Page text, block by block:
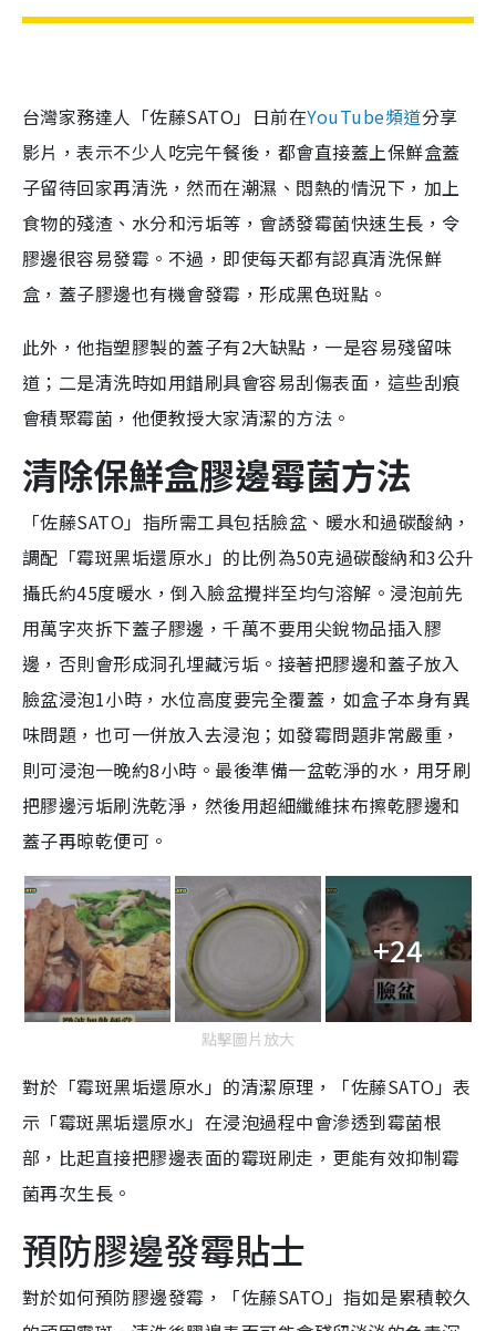
台灣家務達人「佐藤SATO」日前在YouTube頻道分享
影片，表示不少人吃完午餐後，都會直接蓋上保鮮盒蓋
子留待回家再清洗，然而在潮濕、悶熱的情況下，加上
食物的殘渣、水分和污垢等，會誘發霉菌快速生長，令
膠邊很容易發霉。不過，即使每天都有認真清洗保鮮
盒，蓋子膠邊也有機會發霉，形成黑色斑點。
此外，他指塑膠製的蓋子有2大缺點，一是容易殘留味
道；二是清洗時如用錯刷具會容易刮傷表面，這些刮痕
會積聚霉菌，他便教授大家清潔的方法。
清除保鮮盒膠邊霉菌方法
「佐藤SATO」指所需工具包括臉盆、暖水和過碳酸納，
調配「霉斑黑垢還原水」的比例為50克過碳酸納和3公升
攝氏約45度暖水，倒入臉盆攪拌至均勻溶解。浸泡前先
用萬字夾拆下蓋子膠邊，千萬不要用尖銳物品插入膠
邊，否則會形成洞孔埋藏污垢。接著把膠邊和蓋子放入
臉盆浸泡1小時，水位高度要完全覆蓋，如盒子本身有異
味問題，也可一併放入去浸泡；如發霉問題非常嚴重，
則可浸泡一晚約8小時。最後準備一盆乾淨的水，用牙刷
把膠邊污垢刷洗乾淨，然後用超細纖維抹布擦乾膠邊和
蓋子再晾乾便可。
+24
點擊圖片放大
對於「霉斑黑垢還原水」的清潔原理，「佐藤SATO」表
示「霉斑黑垢還原水」在浸泡過程中會滲透到霉菌根
部，比起直接把膠邊表面的霉斑刷走，更能有效抑制霉
菌再次生長。
預防膠邊發霉貼士
對於如何預防膠邊發霉，「佐藤SATO」指如是累積較久